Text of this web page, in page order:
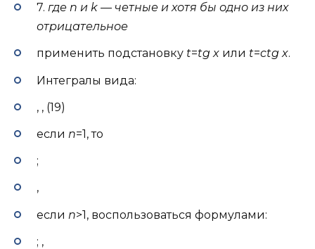
7. где n и k — четные и хотя бы одно из них
отрицательное
применить подстановку t=tg x или t=ctg x.
Интегралы вида:
, , (19)
если n=1, то
;
,
если n>1, воспользоваться формулами:
; ,